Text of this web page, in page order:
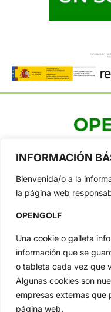
INFORMACIÓN
Bienvenida/o a la
la página web
OPENGOLF
Una cookie o galleta
información que se
o tableta cada vez que
Algunas cookies son
empresas externas que
página web.
profesional y amateur,
Categorias
Inicio
Amateurs
Circuitos
Especiales
Compañía